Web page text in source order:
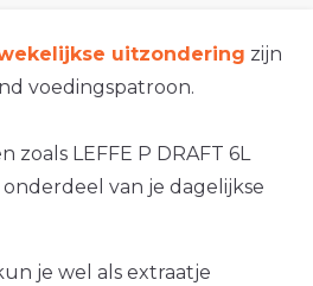
uitzondering zijn
voedingspatroon.
zoals LEFFE P DRAFT 6L
van je dagelijkse
je wel als extraatje